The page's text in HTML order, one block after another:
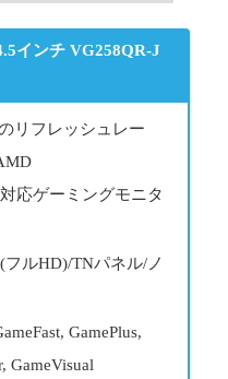
インチ VG258QR-J
リフレッシュレー
応ゲーミングモニタ
フルHD)/TNパネル/ノ
GamePlus,
GameVisual